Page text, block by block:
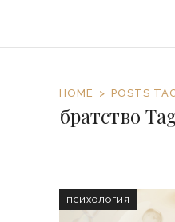
HOME POSTS
братство
ПСИХОЛОГИЯ